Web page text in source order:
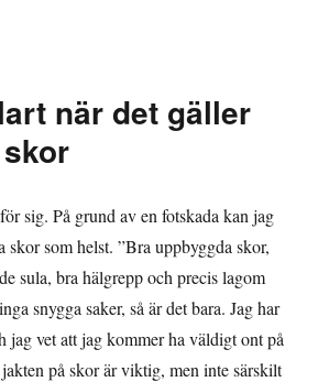
när det gäller
sig. På grund av en fotskada kan jag
skor som helst. ”Bra uppbyggda skor,
sula, bra hälgrepp och precis lagom
snygga saker, så är det bara. Jag har
jag vet att jag kommer ha väldigt ont på
på skor är viktig, men inte särskilt